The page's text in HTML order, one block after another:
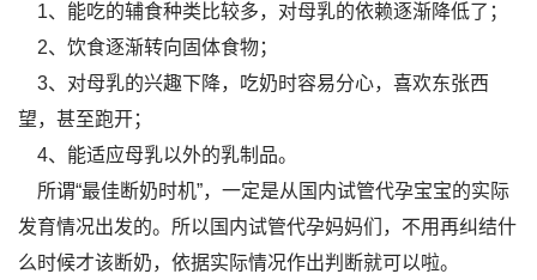
1、能吃的辅食种类比较多，对母乳的依赖逐渐降低了；
2、饮食逐渐转向固体食物；
3、对母乳的兴趣下降，吃奶时容易分心，喜欢东张西
望，甚至跑开；
4、能适应母乳以外的乳制品。
所谓“最佳断奶时机”，一定是从国内试管代孕宝宝的实际
发育情况出发的。所以国内试管代孕妈妈们，不用再纠结什
么时候才该断奶，依据实际情况作出判断就可以啦。